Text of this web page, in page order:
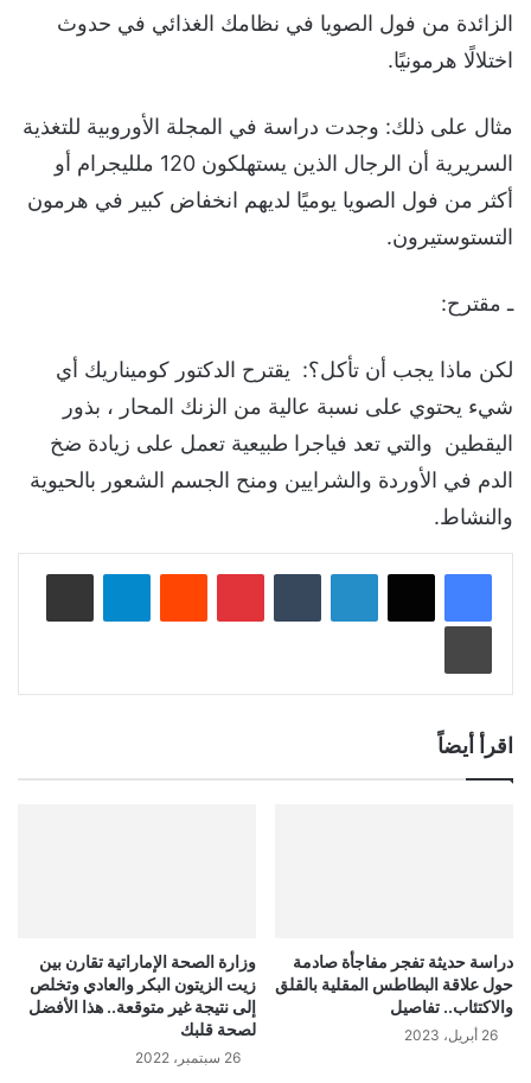
الزائدة من فول الصويا في نظامك الغذائي في حدوث
اختلالًا هرمونيًا.
مثال على ذلك: وجدت دراسة في المجلة الأوروبية للتغذية
السريرية أن الرجال الذين يستهلكون 120 ملليجرام أو
أكثر من فول الصويا يوميًا لديهم انخفاض كبير في هرمون
التستوستيرون.
ـ مقترح:
لكن ماذا يجب أن تأكل؟: يقترح الدكتور كوميناريك أي
شيء يحتوي على نسبة عالية من الزنك المحار ، بذور
اليقطين والتي تعد فياجرا طبيعية تعمل على زيادة ضخ
الدم في الأوردة والشرايين ومنح الجسم الشعور بالحيوية
والنشاط.
لينكدإن بينتيريست
اقرأ أيضاً
دراسة حديثة تفجر مفاجأة صادمة
حول علاقة البطاطس المقلية بالقلق
والاكتئاب.. تفاصيل
26 أبريل، 2023
وزارة الصحة الإماراتية تقارن بين
زيت الزيتون البكر والعادي وتخلص
إلى نتيجة غير متوقعة.. هذا الأفضل
لصحة قلبك
26 سبتمبر، 2022